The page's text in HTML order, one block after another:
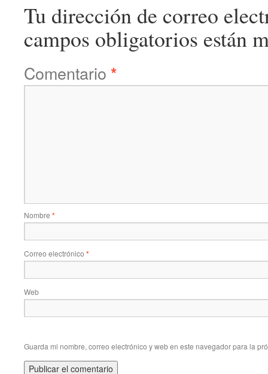
Tu dirección de correo
campos obligatorios están
Comentario *
Nombre *
Correo electrónico *
Web
Guarda mi nombre, correo electrónico y web en este navegador para la